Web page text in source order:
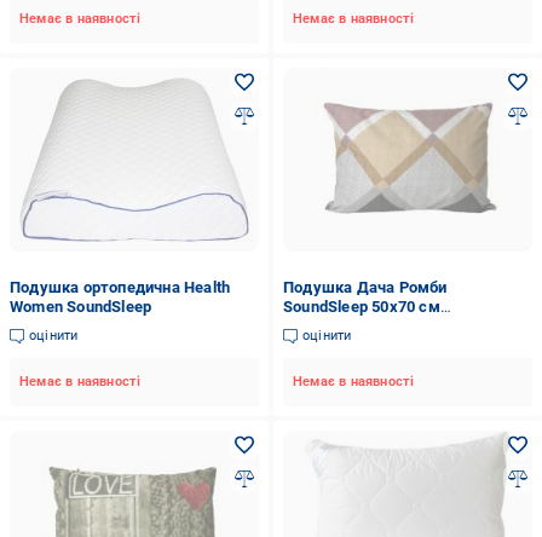
Немає в наявності Немає в наявності
Подушка ортопедична Health
Women SoundSleep
оцінити
Немає в наявності
Подушка Дача Ромби
SoundSleep 50x70 см
різнокольоровий
оцінити
Немає в наявності